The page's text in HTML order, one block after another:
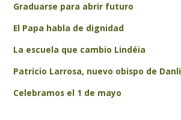
Graduarse para abrir futuro
El Papa habla de dignidad
La escuela que cambio Lindéia
Patricio Larrosa, nuevo obispo de Danli
Celebramos el 1 de mayo